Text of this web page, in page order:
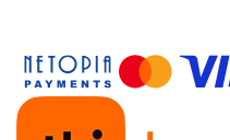
Fertilizanți foliari
Dezinfectant sol
Regulatori de creștere
Fertilizanți foliari
ORZOAICĂ
Tratament semințe